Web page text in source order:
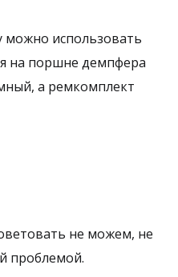
можно использовать
на поршне демпфера
а ремкомплект
не можем, не
проблемой.